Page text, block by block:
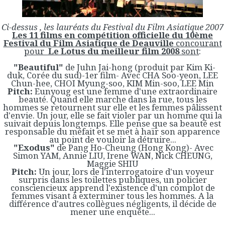
Ci-dessus , les lauréats du Festival du Film Asiatique 2007
Les 11 films en compétition officielle du 10ème
Festival du Film Asiatique de Deauvilleconcourant
pourLe Lotus du meilleur film 2008sont:
"Beautiful" de Juhn Jai-hong (produit par Kim Ki-
duk, Corée du sud)-1er film- Avec CHA Soo-yeon, LEE
Chun-hee, CHOI Myung-soo, KIM Min-soo, LEE Min
Pitch: Eunyoug est une femme d'une extraordinaire
beauté. Quand elle marche dans la rue, tous les
hommes se retournent sur elle et les femmes pâlissent
d'envie. Un jour, elle se fait violer par un homme qui la
suivait depuis longtemps. Elle pense que sa beauté est
responsable du méfait et se met à haïr son apparence
au point de vouloir la détruire...
"Exodus" de Pang Ho-Cheung (Hong Kong)- Avec
Simon YAM, Annie LIU, Irene WAN, Nick CHEUNG,
Maggie SHIU
Pitch: Un jour, lors de l'interrogatoire d'un voyeur
surpris dans les toilettes publiques, un policier
consciencieux apprend l'existence d'un complot de
femmes visant à exterminer tous les hommes. A la
différence d'autres collègues négligents, il décide de
mener une enquête...